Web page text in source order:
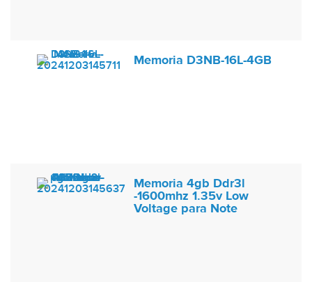
Memoria D3NB-16L-4GB
Memoria 4gb Ddr3l
-1600mhz 1.35v Low
Voltage para Note